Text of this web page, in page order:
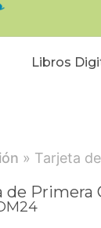
Libros
» Tarjeta
de Primera